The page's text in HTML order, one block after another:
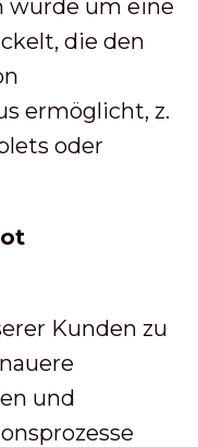
um eine
die den
ermöglicht, z.
oder
Kunden zu
und